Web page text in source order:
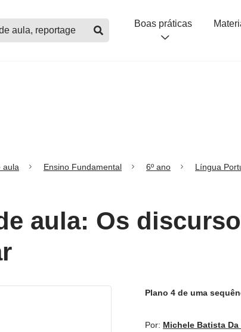
Boas práticas
aula Ensino Fundamental 6º ano Língua
aula: Os
Plano 4 de uma
Por: Michele Batista Da